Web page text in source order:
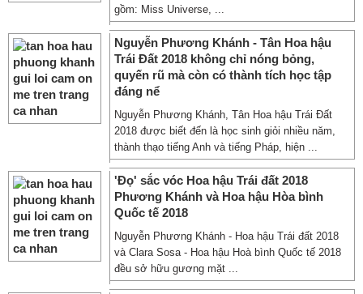
gồm: Miss Universe, ...
Nguyễn Phương Khánh - Tân Hoa hậu
Trái Đất 2018 không chỉ nóng bỏng,
quyến rũ mà còn có thành tích học tập
đáng nể
Nguyễn Phương Khánh, Tân Hoa hậu Trái Đất
2018 được biết đến là học sinh giỏi nhiều năm,
thành thạo tiếng Anh và tiếng Pháp, hiện ...
'Đọ' sắc vóc Hoa hậu Trái đất 2018
Phương Khánh và Hoa hậu Hòa bình
Quốc tế 2018
Nguyễn Phương Khánh - Hoa hậu Trái đất 2018
và Clara Sosa - Hoa hậu Hoà bình Quốc tế 2018
đều sở hữu gương mặt ...